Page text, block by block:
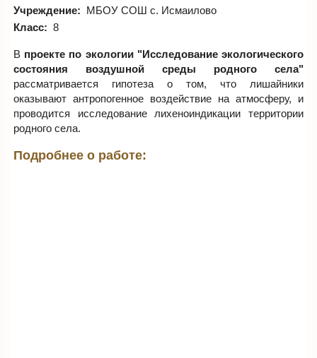
Учреждение: МБОУ СОШ с. Исмаилово
Класс: 8
В проекте по экологии "Исследование экологического
состояния воздушной среды родного села"
рассматривается гипотеза о том, что лишайники
оказывают антропогенное воздействие на атмосферу, и
проводится исследование лихеноиндикации территории
родного села.
Подробнее о работе: